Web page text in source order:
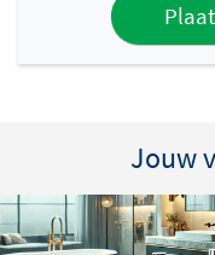
Jouw